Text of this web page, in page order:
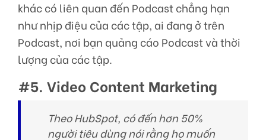
khác có liên quan đến Podcast chẳng hạn
như nhịp điệu của các tập, ai đang ở trên
Podcast, nơi bạn quảng cáo Podcast và thời
lượng của các tập.
#5. Video Content Marketing
Theo HubSpot, có đến hơn 50%
người tiêu dùng nói rằng họ muốn